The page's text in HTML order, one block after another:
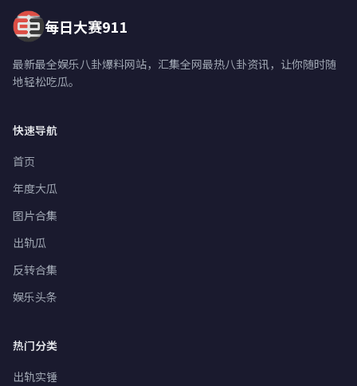
每日大赛911
最新最全娱乐八卦爆料网站，汇集全网最热八卦资讯，让你随时随
地轻松吃瓜。
快速导航
首页
年度大瓜
图片合集
出轨瓜
反转合集
娱乐头条
热门分类
出轨实锤